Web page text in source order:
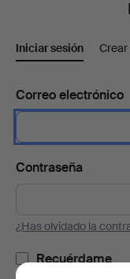
Iniciar sesión
Correo electrónico
Contraseña
¿Has olvidado la
Recuérdame